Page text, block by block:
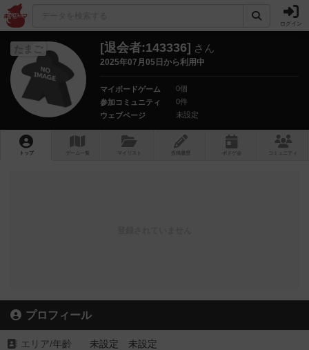
ログイン
たまご [退会者:143336] さん
2025年07月05日から利用中
マイボードゲーム
0個
参加コミュニティ
0件
ウェブページ
未設定
トップ ゲーム一覧 マイリスト 投稿履歴 ボ ドゲ コミュニティ
プロフィール
エリア/年齡 未設定 未設定